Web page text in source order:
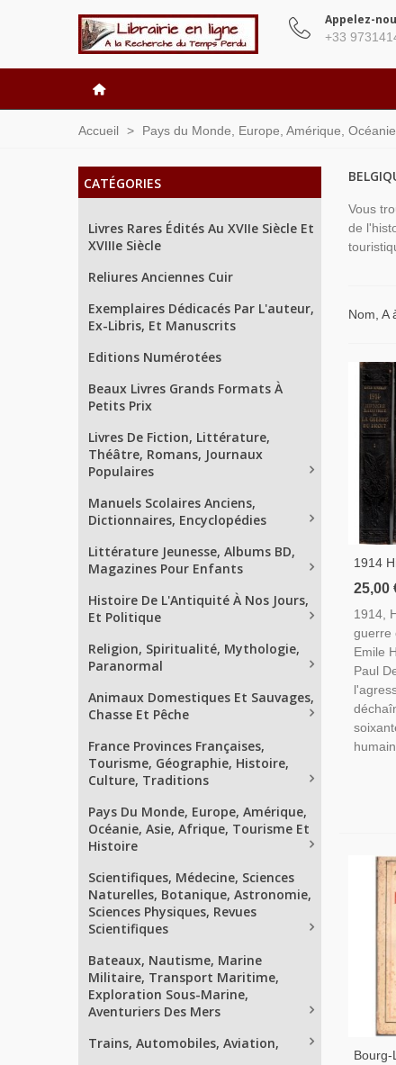
Appelez-
+33
Accueil > Pays du Monde, Europe, Amérique,
CATÉGORIES
Livres Rares Édités Au XVIIe Siècle Et
XVIIIe Siècle
Reliures Anciennes Cuir
Exemplaires Dédicacés Par L'auteur,
Ex-Libris, Et Manuscrits
Editions Numérotées
Beaux Livres Grands Formats À
Petits Prix
Livres De Fiction, Littérature,
Théâtre, Romans, Journaux
Populaires
Manuels Scolaires Anciens,
Dictionnaires, Encyclopédies
Littérature Jeunesse, Albums BD,
Magazines Pour Enfants
Histoire De L'Antiquité À Nos Jours,
Et Politique
Religion, Spiritualité, Mythologie,
Paranormal
Animaux Domestiques Et Sauvages,
Chasse Et Pêche
France Provinces Françaises,
Tourisme, Géographie, Histoire,
Culture, Traditions
Pays Du Monde, Europe, Amérique,
Océanie, Asie, Afrique, Tourisme Et
Histoire
Scientifiques, Médecine, Sciences
Naturelles, Botanique, Astronomie,
Sciences Physiques, Revues
Scientifiques
Bateaux, Nautisme, Marine
Militaire, Transport Maritime,
Exploration Sous-Marine,
Aventuriers Des Mers
Trains, Automobiles, Aviation,
Vous
de
Nom, A
1914
Guerre
1918,
25,00
1914,
guerre
Emile
Paul
Bourg-